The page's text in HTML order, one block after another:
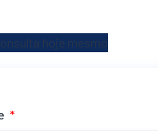
hoje mesmo